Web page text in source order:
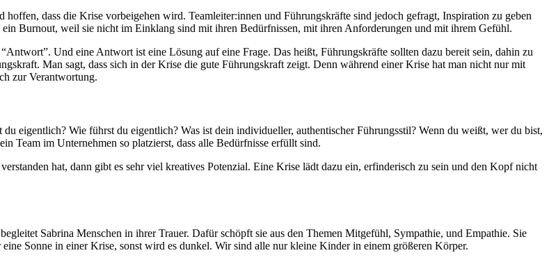
dass die Krise vorbeigehen wird. Teamleiter:innen und Führungskräfte sind jedoch gefragt, Inspiration zu geben
Burnout, weil sie nicht im Einklang sind mit ihren Bedürfnissen, mit ihren Anforderungen und mit ihrem Gefühl.
Und eine Antwort ist eine Lösung auf eine Frage. Das heißt, Führungskräfte sollten dazu bereit sein, dahin zu
Man sagt, dass sich in der Krise die gute Führungskraft zeigt. Denn während einer Krise hat man nicht nur mit
zur Verantwortung.
eigentlich? Wie führst du eigentlich? Was ist dein individueller, authentischer Führungsstil? Wenn du weißt, wer du bist,
Team im Unternehmen so platzierst, dass alle Bedürfnisse erfüllt sind.
hat, dann gibt es sehr viel kreatives Potenzial. Eine Krise lädt dazu ein, erfinderisch zu sein und den Kopf nicht
Sabrina Menschen in ihrer Trauer. Dafür schöpft sie aus den Themen Mitgefühl, Sympathie, und Empathie. Sie
Sonne in einer Krise, sonst wird es dunkel. Wir sind alle nur kleine Kinder in einem größeren Körper.